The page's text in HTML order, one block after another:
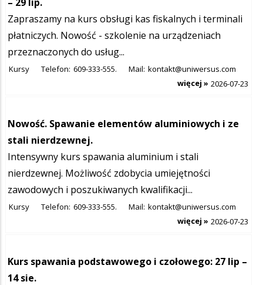
Zapraszamy na kurs obsługi kas fiskalnych i terminali
płatniczych. Nowość - szkolenie na urządzeniach
przeznaczonych do usług...
Kursy Telefon: 609-333-555. Mail: kontakt@uniwersus.com
2026-07-23
więcej »
Nowość. Spawanie elementów aluminiowych i ze
stali nierdzewnej.
Intensywny kurs spawania aluminium i stali
nierdzewnej. Możliwość zdobycia umiejętności
zawodowych i poszukiwanych kwalifikacji...
Kursy Telefon: 609-333-555. Mail: kontakt@uniwersus.com
2026-07-23
więcej »
Kurs spawania podstawowego i czołowego: 27 lip –
14 sie.